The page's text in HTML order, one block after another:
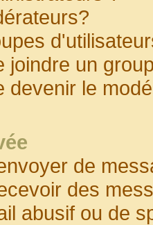
joindre un
devenir le
de
des
abusif ou de